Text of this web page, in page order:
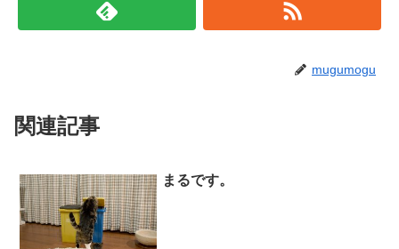
mugumogu
関連記事
まるです。